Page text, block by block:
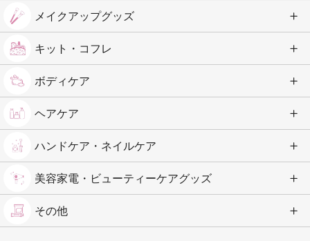
メイクアップグッズ
キット・コフレ
ボディケア
ヘアケア
ハンドケア・ネイルケア
美容家電・ビューティーケアグッズ
その他